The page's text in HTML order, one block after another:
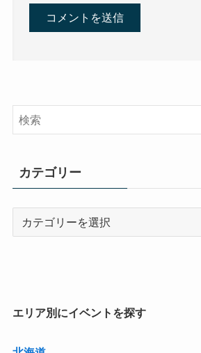
カテゴリー
エリア別にイベントを探す